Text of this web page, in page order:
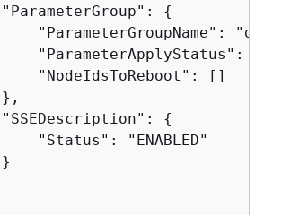
{
"ParameterGroupName":
"ParameterApplyStatus":
"NodeIdsToReboot": []
{
"Status": "ENABLED"